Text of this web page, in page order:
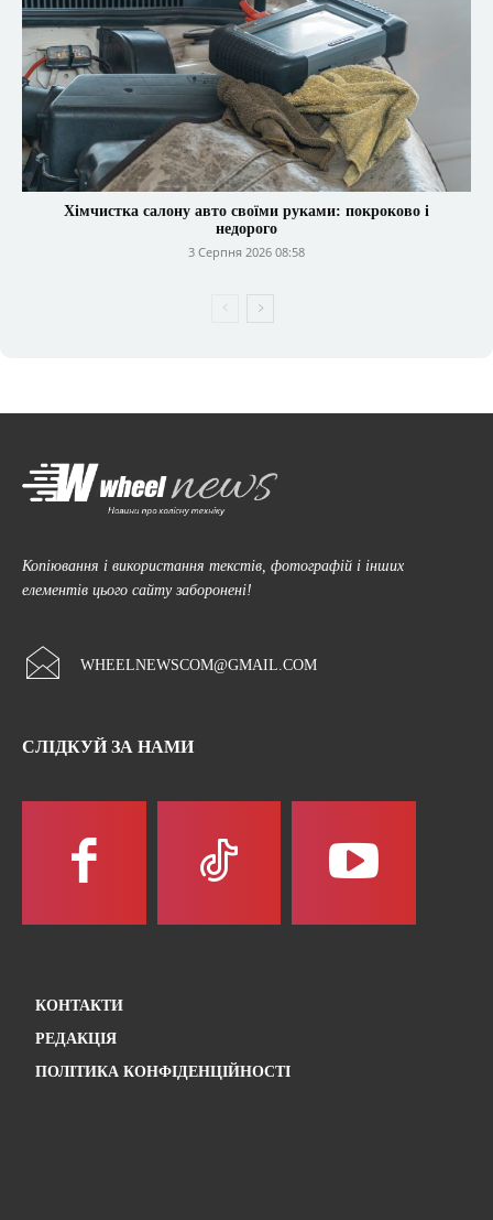
Хімчистка салону авто своїми руками: покроково і
недорого
3 Серпня 2026 08:58
Копіювання і використання текстів, фотографій і інших
елементів цього сайту заборонені!
WHEELNEWSCOM@GMAIL.COM
СЛІДКУЙ ЗА НАМИ
КОНТАКТИ
РЕДАКЦІЯ
ПОЛІТИКА КОНФІДЕНЦІЙНОСТІ